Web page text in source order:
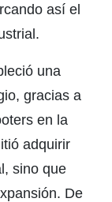
así el
una
, gracias a
en la
adquirir
sino que
De